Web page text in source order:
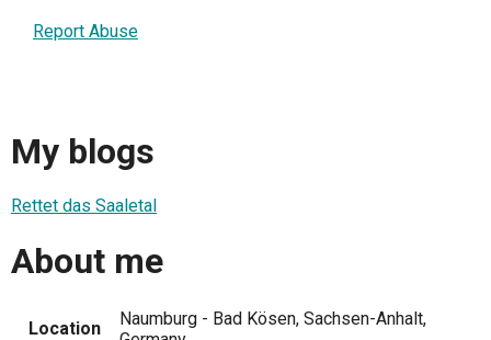
Report Abuse
My blogs
Rettet das Saaletal
About me
Location
Naumburg - Bad Kösen, Sachsen-Anhalt,